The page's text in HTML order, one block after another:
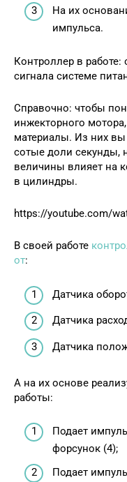
На их
импульса.
Контроллер в работе:
сигнала системе
Справочно: чтобы
инжекторного
материалы. Из них вы
сотые доли секунды,
величины влияет на
в цилиндры.
https://youtube.com/
В своей работе
от:
Датчика
Датчика
Датчика
А на их основе
работы:
Подает
форсунок (4);
Подает